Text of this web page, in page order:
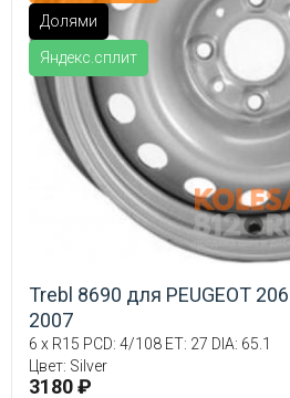
Долями
Яндекс.сплит
Trebl 8690 для PEUGEOT
2007
6 x R15 PCD: 4/108 ET: 27 DIA: 65.1
Цвет: Silver
3180 ₽